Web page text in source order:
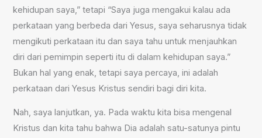
kehidupan saya,” tetapi “Saya juga mengakui kalau ada
perkataan yang berbeda dari Yesus, saya seharusnya tidak
mengikuti perkataan itu dan saya tahu untuk menjauhkan
diri dari pemimpin seperti itu di dalam kehidupan saya.”
Bukan hal yang enak, tetapi saya percaya, ini adalah
perkataan dari Yesus Kristus sendiri bagi diri kita.
Nah, saya lanjutkan, ya. Pada waktu kita bisa mengenal
Kristus dan kita tahu bahwa Dia adalah satu-satunya pintu